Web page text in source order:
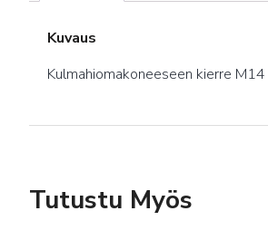
Kuvaus
Kulmahiomakoneeseen kierre M14
Tutustu Myös